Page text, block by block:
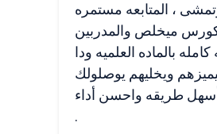
، المتابعه مستمره
ميخلص والمدربين
بالماده العلميه ودا
ويخليهم يوصلولك
طريقه واحسن أداء
.